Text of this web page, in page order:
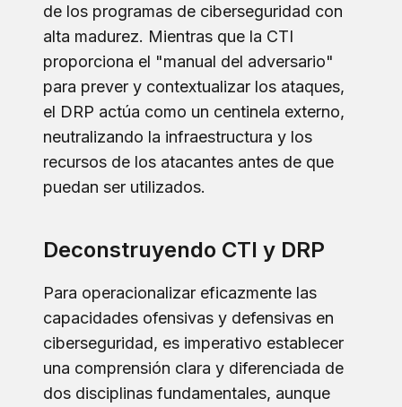
de los programas de ciberseguridad con
alta madurez. Mientras que la CTI
proporciona el "manual del adversario"
para prever y contextualizar los ataques,
el DRP actúa como un centinela externo,
neutralizando la infraestructura y los
recursos de los atacantes antes de que
puedan ser utilizados.
Deconstruyendo CTI y DRP
Para operacionalizar eficazmente las
capacidades ofensivas y defensivas en
ciberseguridad, es imperativo establecer
una comprensión clara y diferenciada de
dos disciplinas fundamentales, aunque